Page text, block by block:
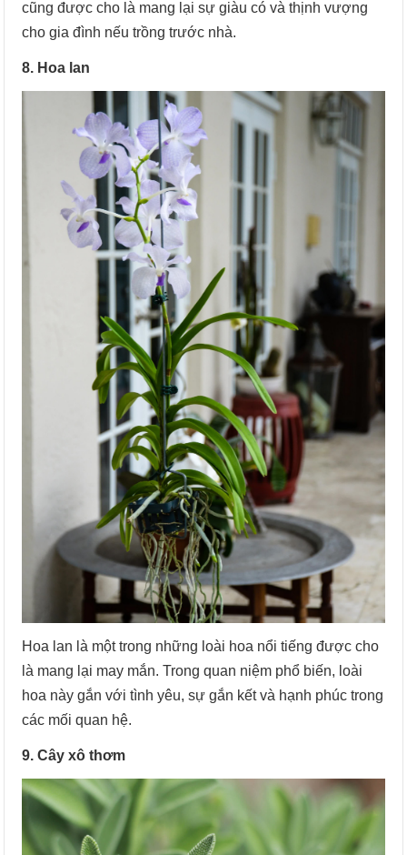
cũng được cho là mang lại sự giàu có và thịnh vượng
cho gia đình nếu trồng trước nhà.
8. Hoa lan
Hoa lan là một trong những loài hoa nổi tiếng được cho
là mang lại may mắn. Trong quan niệm phổ biến, loài
hoa này gắn với tình yêu, sự gắn kết và hạnh phúc trong
các mối quan hệ.
9. Cây xô thơm